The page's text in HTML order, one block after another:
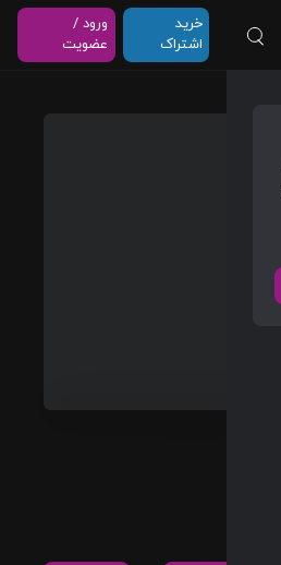
خرید
اشتراک
ورود /
عضویت